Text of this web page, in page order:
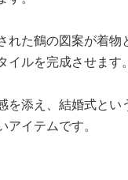
れた鶴の図案が着物
イルを完成させます。
を添え、結婚式とい
イテムです。